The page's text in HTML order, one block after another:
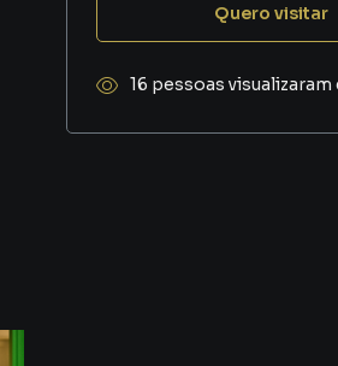
Quero visitar
16 pessoas